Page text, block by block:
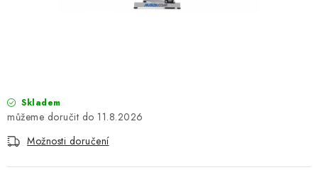
Podmínky ochrany osobních údajů
Skladem
11.8.2026
Možnosti doručení